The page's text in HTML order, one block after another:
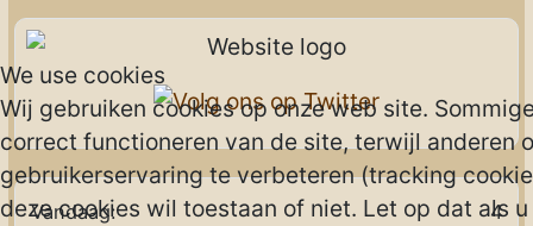
Vandaag:
4
We use cookies
Wij gebruiken cookies op onze web site.
correct functioneren van de site, terwijl anderen
gebruikerservaring te verbeteren (tracking
deze cookies wil toestaan of niet. Let op dat als